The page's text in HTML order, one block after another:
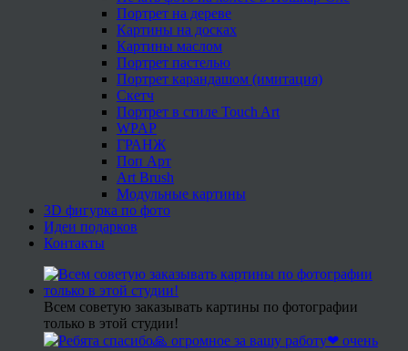
Портрет на дереве
Картины на досках
Картины маслом
Портрет пастелью
Портрет карандашом (имитация)
Скетч
Портрет в стиле Touch Art
WPAP
ГРАНЖ
Поп Арт
Art Brush
Модульные картины
3D фигурка по фото
Идеи подарков
Контакты
Всем советую заказывать картины по фотографии
только в этой студии!